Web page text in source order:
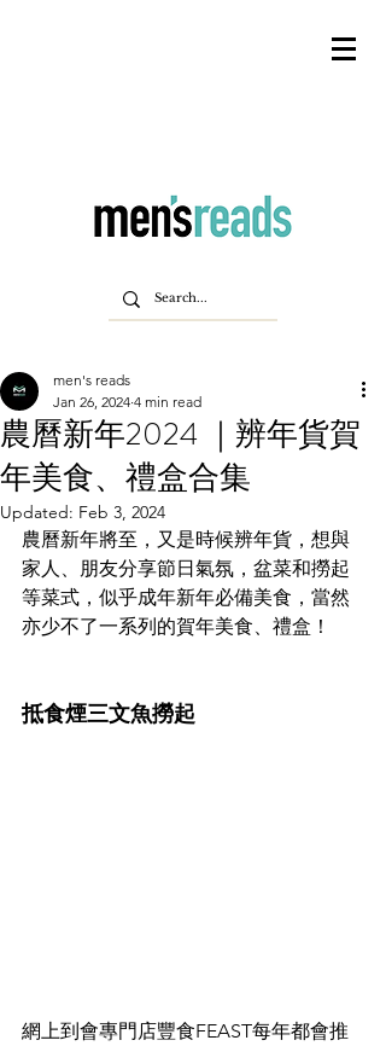
農曆新年2024 ｜辨年貨賀
年美食、禮盒合集
men's reads
Jan 26, 2024 4 min read
Updated: Feb 3, 2024
農曆新年將至，又是時候辨年貨，想與
家人、朋友分享節日氣氛，盆菜和撈起
等菜式，似乎成年新年必備美食，當然
亦少不了一系列的賀年美食、禮盒！
抵食煙三文魚撈起
網上到會專門店豐食FEAST每年都會推